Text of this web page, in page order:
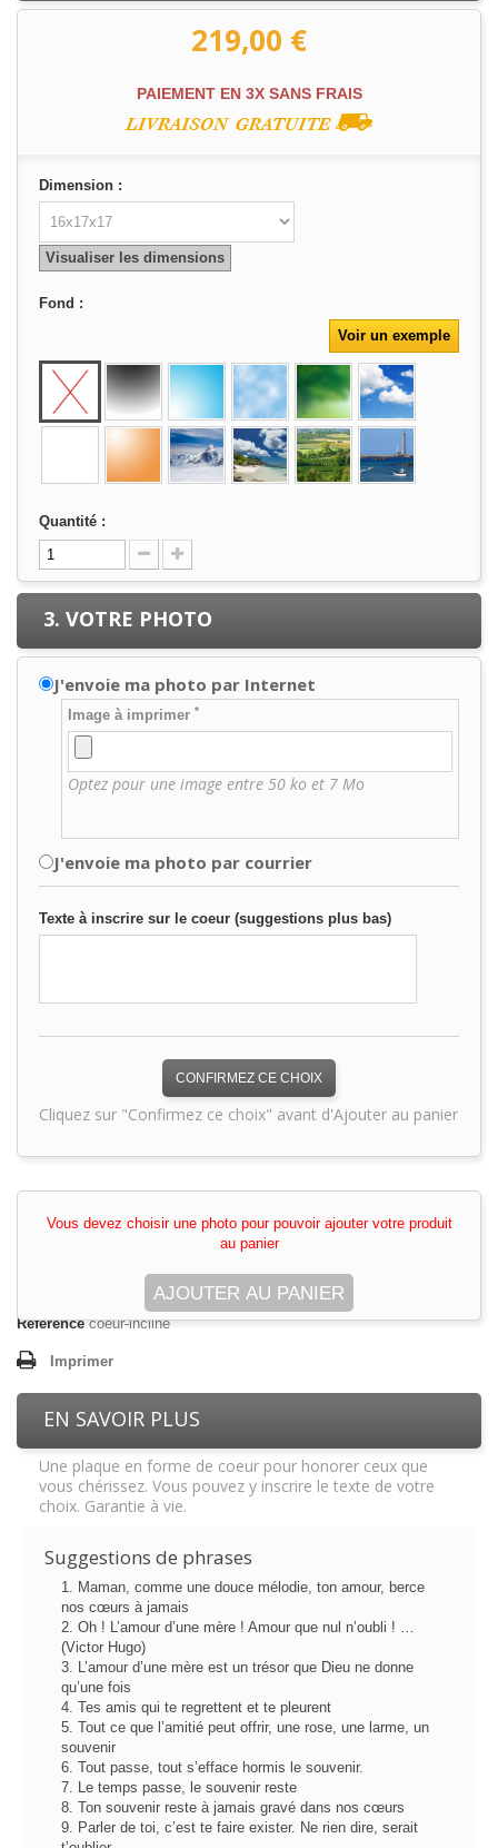
219,00 €
PAIEMENT EN 3X SANS FRAIS
Dimension :
Visualiser les dimensions
Fond :
Voir un exemple
Quantité :
Vous devez choisir une photo pour pouvoir ajouter votre produit
au panier
AJOUTER AU PANIER
3. VOTRE PHOTO
J'envoie ma photo par Internet
Image à imprimer *
Optez pour une image entre 50 ko et 7 Mo
J'envoie ma photo par courrier
Texte à inscrire sur le coeur (suggestions plus bas)
CONFIRMEZ CE CHOIX
Cliquez sur "Confirmez ce choix" avant d'Ajouter au panier
Référence coeur-incline
Imprimer
EN SAVOIR PLUS
Une plaque en forme de coeur pour honorer ceux que
vous chérissez. Vous pouvez y inscrire le texte de votre
choix. Garantie à vie.
Suggestions de phrases
1. Maman, comme une douce mélodie, ton amour, berce
nos cœurs à jamais
2. Oh ! L’amour d’une mère ! Amour que nul n’oubli ! …
(Victor Hugo)
3. L’amour d’une mère est un trésor que Dieu ne donne
qu’une fois
4. Tes amis qui te regrettent et te pleurent
5. Tout ce que l’amitié peut offrir, une rose, une larme, un
souvenir
6. Tout passe, tout s’efface hormis le souvenir.
7. Le temps passe, le souvenir reste
8. Ton souvenir reste à jamais gravé dans nos cœurs
9. Parler de toi, c’est te faire exister. Ne rien dire, serait